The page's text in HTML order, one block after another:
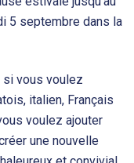
5 septembre dans la
si vous voulez
italien, Français
voulez ajouter
une nouvelle